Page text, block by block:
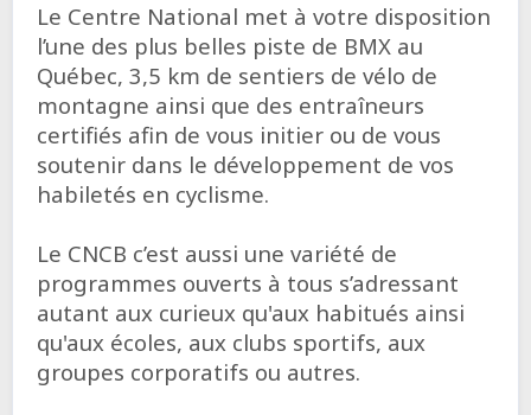
Le Centre National met à votre disposition
l’une des plus belles piste de BMX au
Québec, 3,5 km de sentiers de vélo de
montagne ainsi que des entraîneurs
certifiés afin de vous initier ou de vous
soutenir dans le développement de vos
habiletés en cyclisme.
Le CNCB c’est aussi une variété de
programmes ouverts à tous s’adressant
autant aux curieux qu'aux habitués ainsi
qu'aux écoles, aux clubs sportifs, aux
groupes corporatifs ou autres.